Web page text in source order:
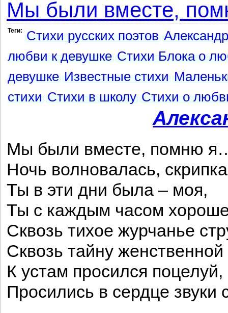
Мы были вместе,
Теги: Стихи русских поэтов
любви к девушке Стихи Блока о
девушке Известные стихи
стихи Стихи в школу Стихи о
Мы были вместе, помню
Ночь волновалась,
Ты в эти дни была – моя,
Ты с каждым часом
Сквозь тихое журчанье
Сквозь тайну
К устам просился поцелуй,
Просились в сердце звуки